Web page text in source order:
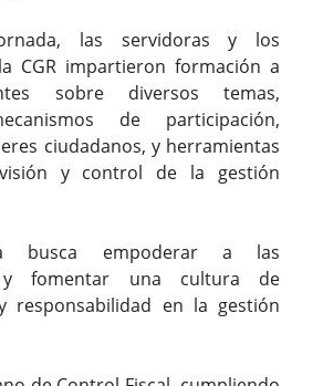
las servidoras y los
CGR impartieron formación a
sobre diversos temas,
de participación,
ciudadanos, y herramientas
y control de la gestión
busca empoderar a las
y fomentar una cultura de
responsabilidad en la gestión